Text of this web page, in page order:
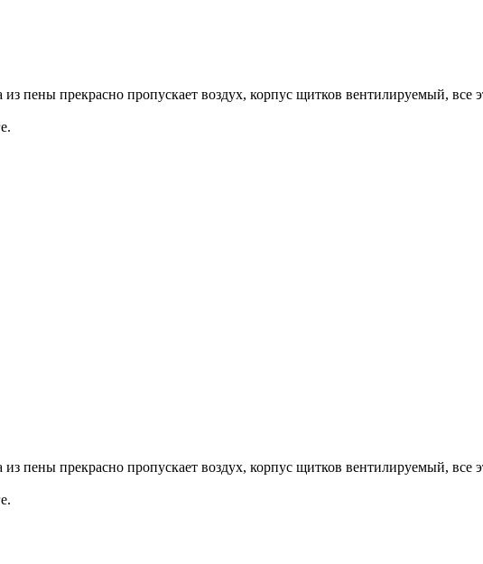
пены прекрасно пропускает воздух, корпус щитков вентилируемый, все
пены прекрасно пропускает воздух, корпус щитков вентилируемый, все